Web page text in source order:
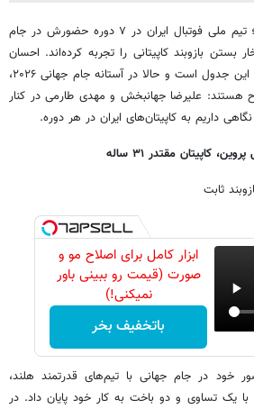
؛ تیم ملی فوتبال ایران در ۷ دوره حضورش در جام
افتخار بستن بازوبند کاپیتانی را تجربه کرده‌اند. احسان
حاج‌صفی با ۵ بازی صدرنشین این جدول است و حالا در آستانه جام جهانی ۲۰۲۶،
هستند: علیرضا جهانبخش و مهدی طارمی در کنار
داریم به کاپیتان‌های ایران در هر دوره.
ثابت
ابزار کامل برای اصلاح مو و
صورت (قیمت رو ببینی باور
نمیکنی!)
باتخفیف بخر
خود در جام جهانی با تیم‌های قدرتمند هلند،
یک تساوی و دو باخت به کار خود پایان داد. در